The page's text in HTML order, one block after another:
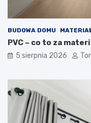
BUDOWA DOMU
PVC – co to za
5 sierpnia 2026